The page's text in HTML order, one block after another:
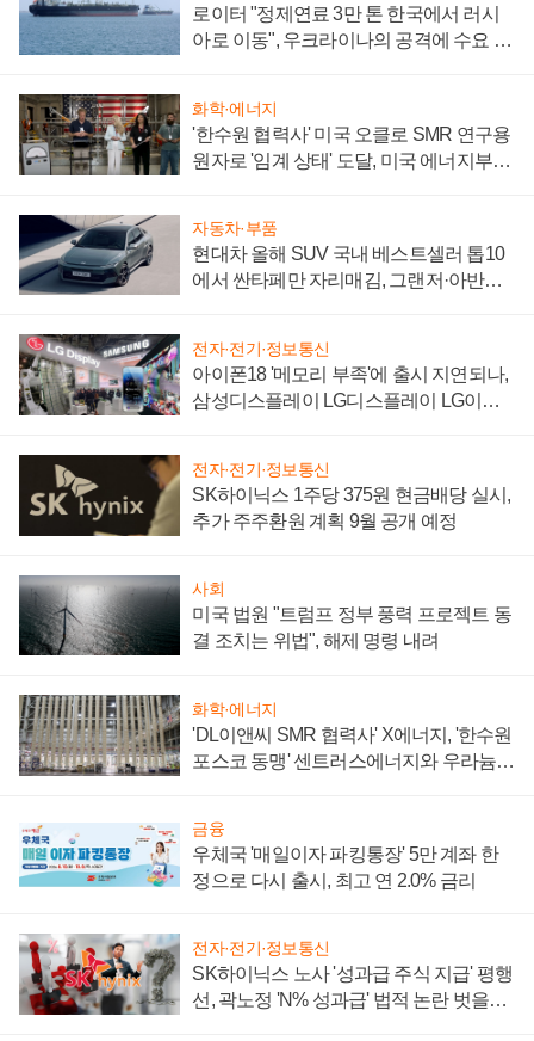
로이터 "정제연료 3만 톤 한국에서 러시
아로 이동", 우크라이나의 공격에 수요 늘
화학·에너지
'한수원 협력사' 미국 오클로 SMR 연구용
원자로 '임계 상태' 도달, 미국 에너지부
자동차·부품
현대차 올해 SUV 국내 베스트셀러 톱10
에서 싼타페만 자리매김, 그랜저·아반떼
전자·전기·정보통신
아이폰18 '메모리 부족'에 출시 지연되나,
삼성디스플레이 LG디스플레이 LG이노
전자·전기·정보통신
SK하이닉스 1주당 375원 현금배당 실시,
추가 주주환원 계획 9월 공개 예정
사회
미국 법원 "트럼프 정부 풍력 프로젝트 동
결 조치는 위법", 해제 명령 내려
화학·에너지
'DL이앤씨 SMR 협력사' X에너지, '한수원
포스코 동맹' 센트러스에너지와 우라늄
금융
우체국 '매일이자 파킹통장' 5만 계좌 한
정으로 다시 출시, 최고 연 2.0% 금리
전자·전기·정보통신
SK하이닉스 노사 '성과급 주식 지급' 평행
선, 곽노정 'N% 성과급' 법적 논란 벗을지